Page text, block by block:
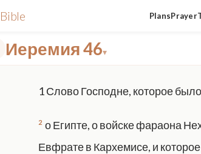
Bible PlansPrayer
Иеремия 46▾
1Слово Господне, которое
2 о Египте, о войске фараона
Евфрате в Кархемисе, и